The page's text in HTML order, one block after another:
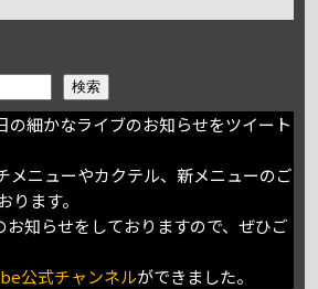
検索
の細かなライブのお知らせをツイート
メニューやカクテル、新メニューのご
ります。
お知らせをしておりますので、ぜひご
公式チャンネルができました。